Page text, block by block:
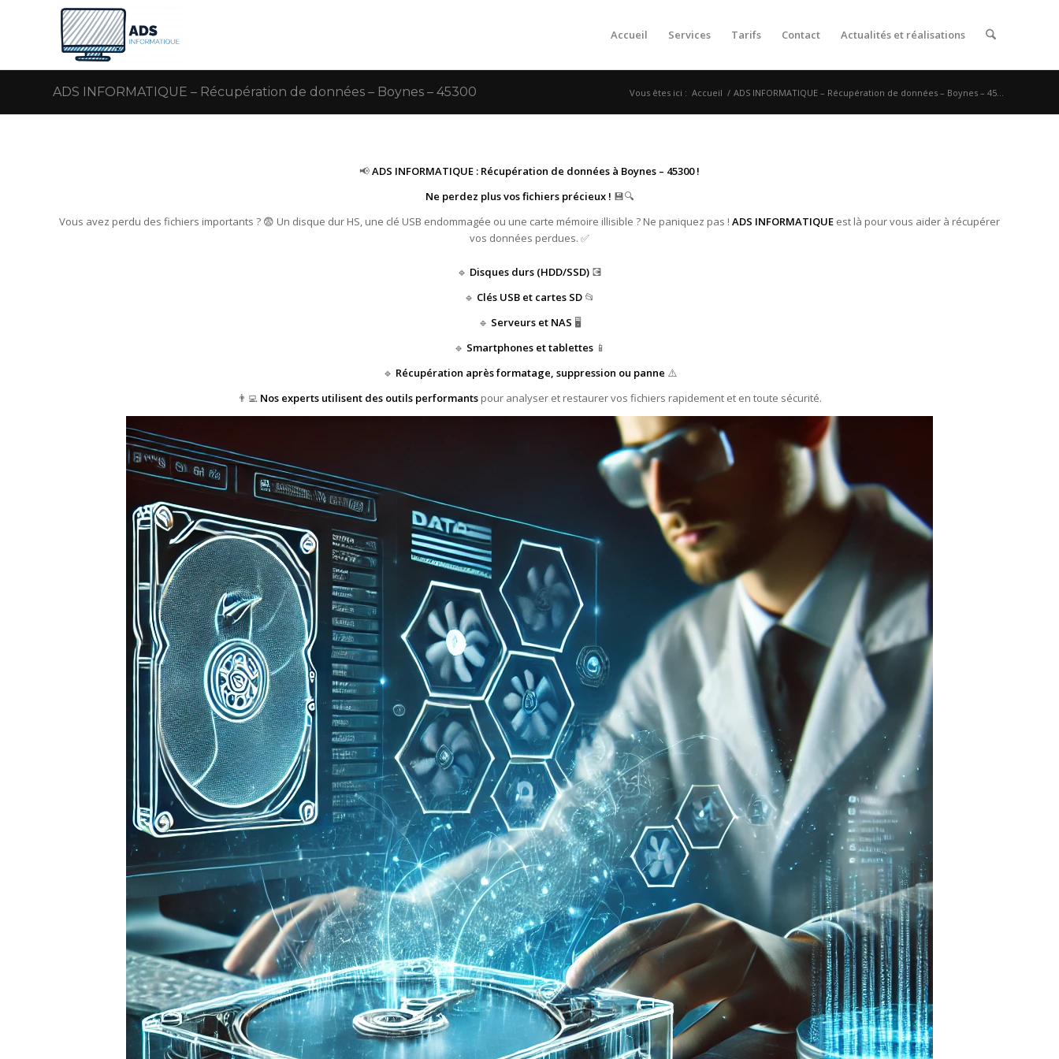
Accueil Services Tarifs Contact Actualités et réalisations
ADS INFORMATIQUE – Récupération de données – Boynes – 45300 Vous êtes ici : Accueil / ADS INFORMATIQUE – Récupération de données – Boynes – 45...
📢ADS INFORMATIQUE : Récupération de données à Boynes – 45300 !
Ne perdez plus vos fichiers précieux ! 💾🔍
Vous avez perdu des fichiers importants ? 😨 Un disque dur HS, une clé USB endommagée ou une carte mémoire illisible ? Ne paniquez pas ! ADS INFORMATIQUE est là pour vous aider à récupérer
vos données perdues. ✅
🔹 Disques durs (HDD/SSD) 💽
🔹 Clés USB et cartes SD📂
🔹 Serveurs et NAS 🖥️
🔹 Smartphones et tablettes📱
🔹 Récupération après formatage, suppression ou panne ⚠️
👨‍💻 Nos experts utilisent des outils performants pour analyser et restaurer vos fichiers rapidement et en toute sécurité.